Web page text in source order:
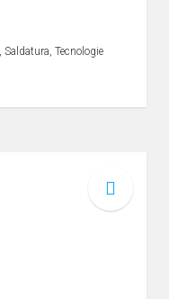
Saldatura Tecnologie